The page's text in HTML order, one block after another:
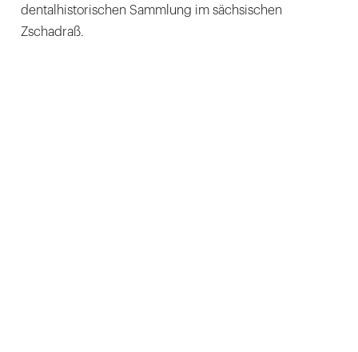
dentalhistorischen Sammlung im sächsischen
Zschadraß.